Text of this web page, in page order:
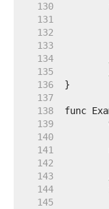
   130
   131
   132
   133
   134
   135
   136
   137
   138
   139
   140
   141
   142
   143
   144
   145